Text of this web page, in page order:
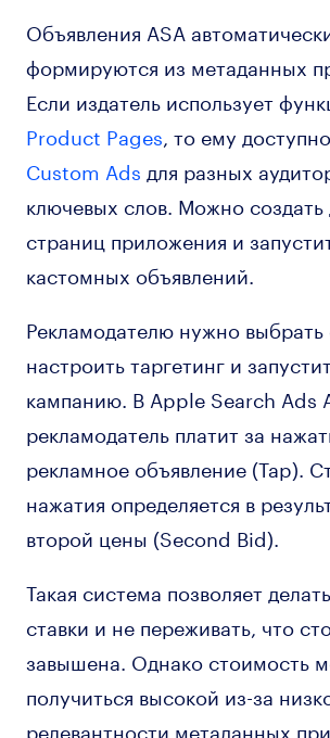
Объявления ASA
формируются из метаданных
Если издатель использует
Product Pages , то ему
Custom Ads для разных
ключевых слов. Можно создать
страниц приложения и
кастомных объявлений.
Рекламодателю нужно выбрать
настроить таргетинг и
кампанию. В Apple Search Ads
рекламодатель платит за
рекламное объявление (Tap).
нажатия определяется в
второй цены (Second Bid).
Такая система позволяет
ставки и не переживать, что
завышена. Однако стоимость
получиться высокой из-за
релевантности метаданных